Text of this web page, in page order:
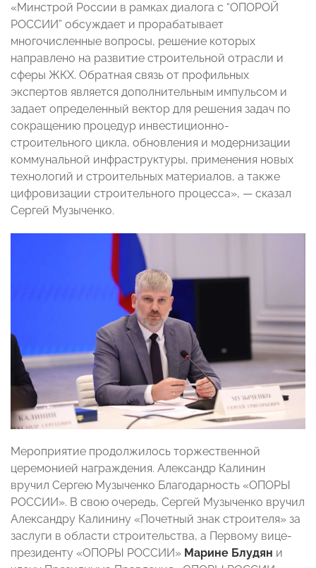
«Минстрой России в рамках диалога с “ОПОРОЙ
РОССИИ” обсуждает и прорабатывает
многочисленные вопросы, решение которых
направлено на развитие строительной отрасли и
сферы ЖКХ. Обратная связь от профильных
экспертов является дополнительным импульсом и
задает определенный вектор для решения задач по
сокращению процедур инвестиционно-
строительного цикла, обновления и модернизации
коммунальной инфраструктуры, применения новых
технологий и строительных материалов, а также
цифровизации строительного процесса», — сказал
Сергей Музыченко.
Мероприятие продолжилось торжественной
церемонией награждения. Александр Калинин
вручил Сергею Музыченко Благодарность «ОПОРЫ
РОССИИ». В свою очередь, Сергей Музыченко вручил
Александру Калинину «Почетный знак строителя» за
заслуги в области строительства, а Первому вице-
президенту «ОПОРЫ РОССИИ» Марине Блудян и